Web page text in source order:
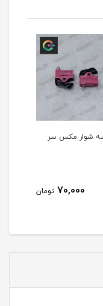
شوار مکس سر
70,000 تومان